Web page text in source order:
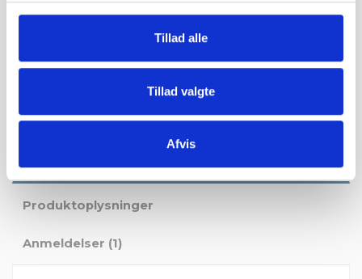
Tillad alle
Tillad valgte
Afvis
Beskrivelse
Produktoplysninger
Anmeldelser (1)